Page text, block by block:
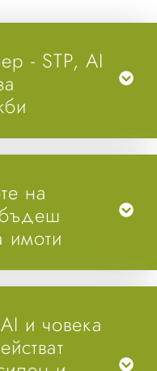
- STP, AI
на
и човека